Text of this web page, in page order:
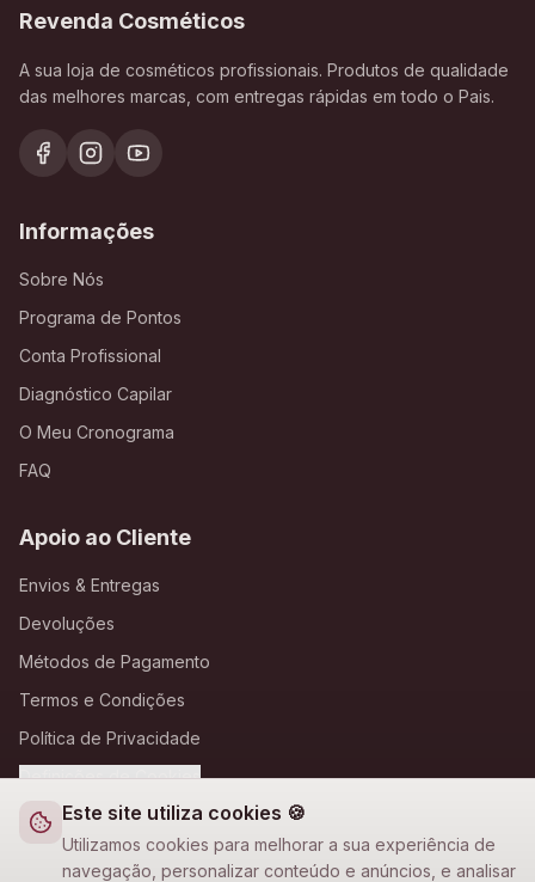
Este site utiliza cookies 🍪
Utilizamos cookies para melhorar a sua experiência de
navegação, personalizar conteúdo e anúncios, e analisar
Revenda Cosméticos
A sua loja de cosméticos profissionais. Produtos de qualidade
das melhores marcas, com entregas rápidas em todo o Pais.
Informações
Sobre Nós
Programa de Pontos
Conta Profissional
Diagnóstico Capilar
O Meu Cronograma
FAQ
Apoio ao Cliente
Envios & Entregas
Devoluções
Métodos de Pagamento
Termos e Condições
Política de Privacidade
Definições de Cookies
A Loja Nova